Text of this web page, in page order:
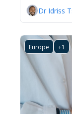
Dr Idriss
Europe +1